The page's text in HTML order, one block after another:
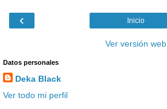
‹ Inicio
Ver versión web
Datos personales
Deka Black
Ver todo mi perfil